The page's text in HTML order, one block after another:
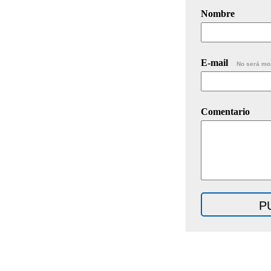
Nombre
E-mail No será
Comentario